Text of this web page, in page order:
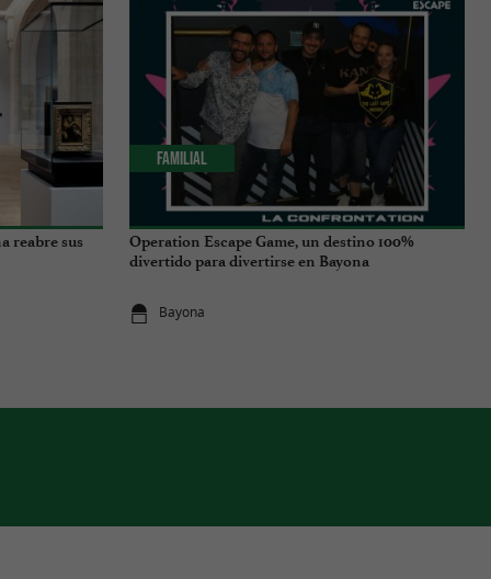
reabre sus
Operation Escape Game, un destino 100%
divertido para divertirse en Bayona
Bayona
Familial